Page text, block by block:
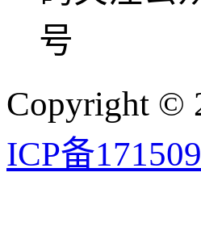
号
Copyright ©
ICP备